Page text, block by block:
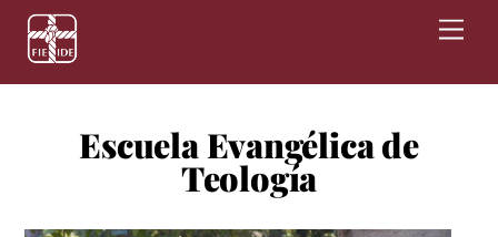
Skip
content
Escuela Evangélica de
Teología